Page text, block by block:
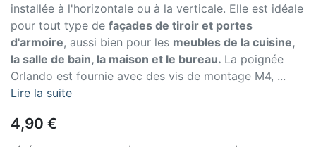
installée à l'horizontale ou à la verticale. Elle est idéale
pour tout type de façades de tiroir et portes
d'armoire, aussi bien pour les meubles de la cuisine,
la salle de bain, la maison et le bureau. La poignée
Orlando est fournie avec des vis de montage M4, ...
Lire la suite
4,90 €